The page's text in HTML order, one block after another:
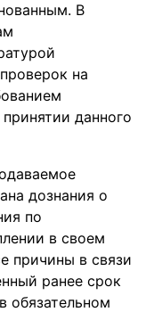
В
на
данного
дознания о
по
в своем
причины в связи
ранее срок
обязательном